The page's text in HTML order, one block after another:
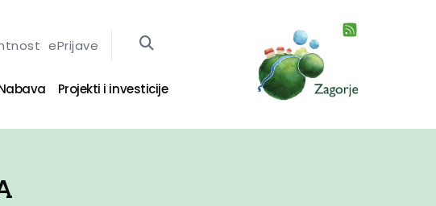
ePrijave
Projekti i investicije